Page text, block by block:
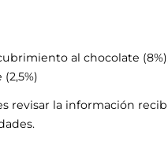
al chocolate
revisar la información